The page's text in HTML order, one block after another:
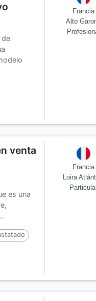
de
Francia
Alto
venta
es una
Francia
Loira